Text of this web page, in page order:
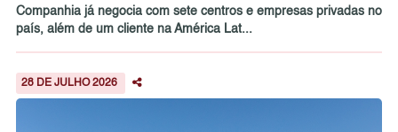
Companhia já negocia com sete centros e empresas privadas no
país, além de um cliente na América Lat...
28 DE JULHO 2026